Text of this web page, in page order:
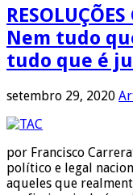
Nem tudo
tudo que é
setembro 29, 2020
por Francisco
político e legal
aqueles que